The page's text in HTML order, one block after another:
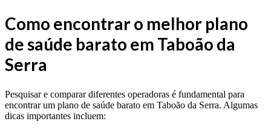
Como encontrar o melhor plano
de saúde barato em Taboão da
Serra
Pesquisar e comparar diferentes operadoras é fundamental para
encontrar um plano de saúde barato em Taboão da Serra. Algumas
dicas importantes incluem: